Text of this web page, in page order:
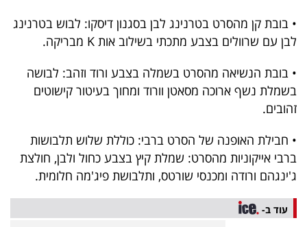
• בובת קן מהסרט בטרנינג לבן בסגנון דיסקו: לבוש בטרנינג
לבן עם שרוולים בצבע מתכתי בשילוב אות K מבריקה.
• בובת הנשיאה מהסרט בשמלה בצבע ורוד וזהב: לבושה
בשמלת נשף ארוכה מסאטן וורוד ומחוך בעיטור קישוטים
זהובים.
• חבילת האופנה של הסרט ברבי: כוללת שלוש תלבושות
ברבי אייקוניות מהסרט: שמלת קיץ בצבע כחול ולבן, חולצת
ג'ינגהם ורודה ומכנסי שורטס, ותלבושת פיג'מה חלומית.
עוד ב-